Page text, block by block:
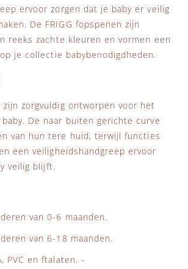
ervoor zorgen dat je baby er veilig
De FRIGG fopspenen zijn
reeks zachte kleuren en vormen een
je collectie babybenodigdheden.
zijn zorgvuldig ontworpen voor het
De naar buiten gerichte curve
van hun tere huid, terwijl functies
een veiligheidshandgreep ervoor
veilig blijft.
van 0-6 maanden.
van 6-18 maanden.
PVC en ftalaten. -